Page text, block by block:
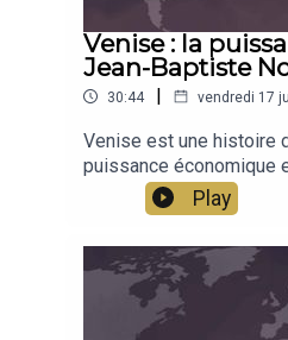
Venise : la
Jean-Baptiste
30:44 | vendredi 17
Venise est une histoire
puissance économique
culturelle. Jean-
Venise, terre de
Play